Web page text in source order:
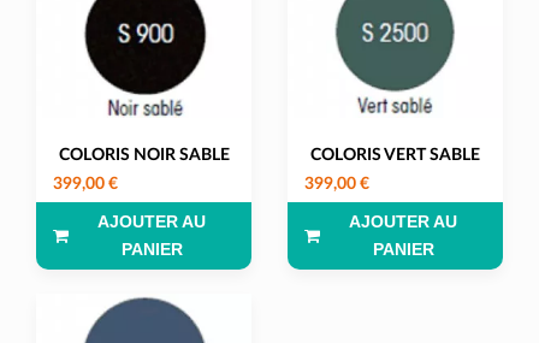
COLORIS NOIR SABLE
399,00 €
AJOUTER AU
PANIER
COLORIS VERT SABLE
399,00 €
AJOUTER AU
PANIER